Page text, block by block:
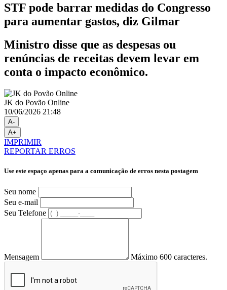
STF pode barrar medidas do Congresso
para aumentar gastos, diz Gilmar
Ministro disse que as despesas ou
renúncias de receitas devem levar em
conta o impacto econômico.
JK do Povão Online
10/06/2026 21:48
A-
A+
IMPRIMIR
REPORTAR ERROS
Use este espaço apenas para a comunicação de erros nesta postagem
Seu nome
Seu e-mail
Seu Telefone
Mensagem Máximo 600 caracteres.